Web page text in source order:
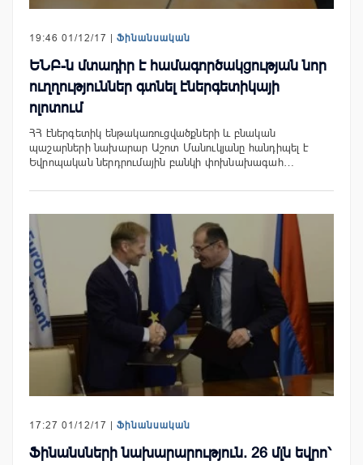
19:46 01/12/17 | Ֆինանսական
ԵՆԲ-ն մտադիր է համագործակցության նոր
ուղղություններ գտնել էներգետիկայի
ոլոտում
ՀՀ էներգետիկ ենթակառուցվածքների և բնական
պաշարների նախարար Աշոտ Մանուկյանը հանդիպել է
Եվրոպական ներդրումային բանկի փոխնախագահ…
17:27 01/12/17 | Ֆինանսական
Ֆինանսների նախարարություն. 26 մլն եվրո՝